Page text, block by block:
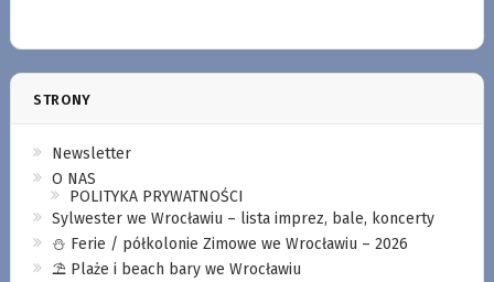
STRONY
Newsletter
O NAS
POLITYKA PRYWATNOŚCI
Sylwester we Wrocławiu – lista imprez, bale, koncerty
⛄️ Ferie / półkolonie Zimowe we Wrocławiu – 2026
⛱️ Plaże i beach bary we Wrocławiu